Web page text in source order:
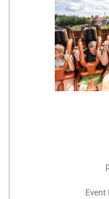
Event